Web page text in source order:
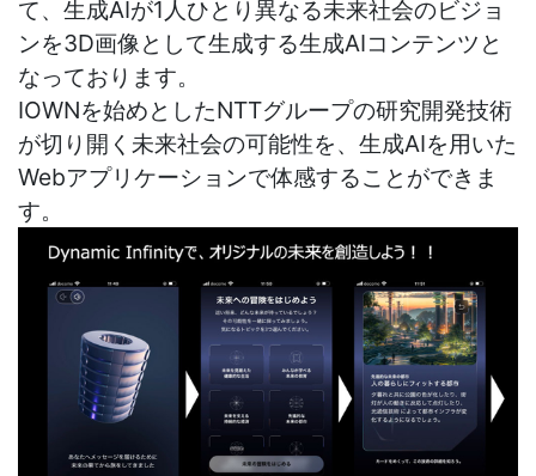
て、生成AIが1人ひとり異なる未来社会のビジョ
ンを3D画像として生成する生成AIコンテンツと
なっております。
IOWNを始めとしたNTTグループの研究開発技術
が切り開く未来社会の可能性を、生成AIを用いた
Webアプリケーションで体感することができま
す。